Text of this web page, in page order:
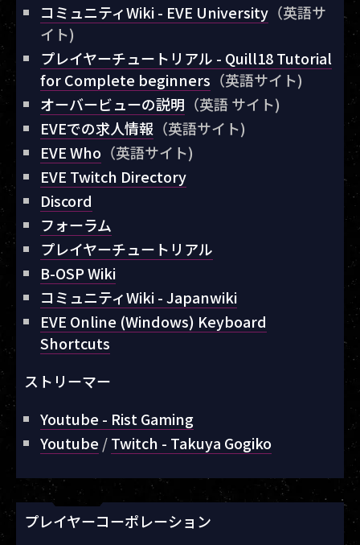
コミュニティWiki - EVE University （英語サ
イト)
プレイヤーチュートリアル - Quill18 Tutorial
for Complete beginners （英語サイト)
オーバービューの説明 （英語 サイト)
EVEでの求人情報 （英語サイト)
EVE Who （英語サイト)
EVE Twitch Directory
Discord
フォーラム
プレイヤーチュートリアル
B-OSP Wiki
コミュニティWiki - Japanwiki
EVE Online (Windows) Keyboard
Shortcuts
ストリーマー
Youtube - Rist Gaming
Youtube /Twitch - Takuya Gogiko
プレイヤーコーポレーション